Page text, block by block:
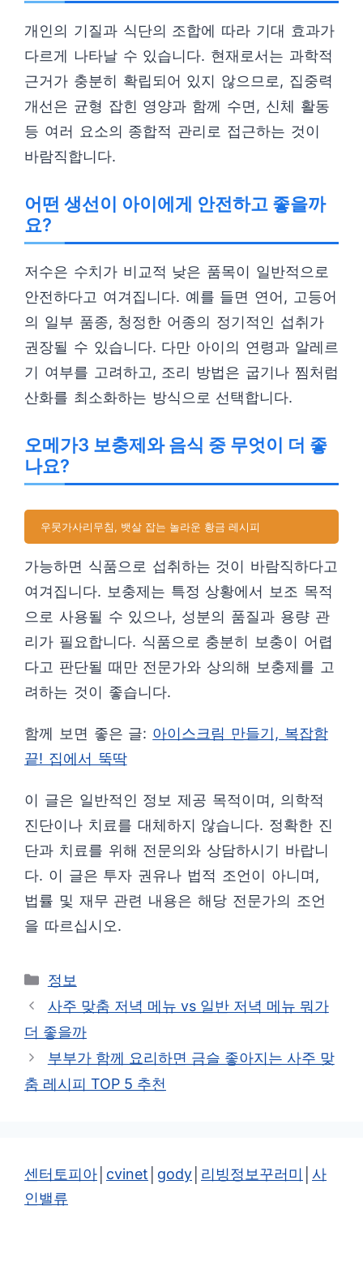
개인의 기질과 식단의 조합에 따라 기대 효과가
다르게 나타날 수 있습니다. 현재로서는 과학적
근거가 충분히 확립되어 있지 않으므로, 집중력
개선은 균형 잡힌 영양과 함께 수면, 신체 활동
등 여러 요소의 종합적 관리로 접근하는 것이
바람직합니다.
어떤 생선이 아이에게 안전하고 좋을까
요?
저수은 수치가 비교적 낮은 품목이 일반적으로
안전하다고 여겨집니다. 예를 들면 연어, 고등어
의 일부 품종, 청정한 어종의 정기적인 섭취가
권장될 수 있습니다. 다만 아이의 연령과 알레르
기 여부를 고려하고, 조리 방법은 굽기나 찜처럼
산화를 최소화하는 방식으로 선택합니다.
오메가3 보충제와 음식 중 무엇이 더 좋
나요?
우뭇가사리무침, 뱃살 잡는 놀라운 황금 레시피
가능하면 식품으로 섭취하는 것이 바람직하다고
여겨집니다. 보충제는 특정 상황에서 보조 목적
으로 사용될 수 있으나, 성분의 품질과 용량 관
리가 필요합니다. 식품으로 충분히 보충이 어렵
다고 판단될 때만 전문가와 상의해 보충제를 고
려하는 것이 좋습니다.
함께 보면 좋은 글: 아이스크림 만들기, 복잡함
끝! 집에서 뚝딱
이 글은 일반적인 정보 제공 목적이며, 의학적
진단이나 치료를 대체하지 않습니다. 정확한 진
단과 치료를 위해 전문의와 상담하시기 바랍니
다. 이 글은 투자 권유나 법적 조언이 아니며,
법률 및 재무 관련 내용은 해당 전문가의 조언
을 따르십시오.
카
테
리
정보
사주 맞춤 저녁 메뉴 vs 일반 저녁 메뉴 뭐가
더 좋을까
부부가 함께 요리하면 금슬 좋아지는 사주 맞
춤 레시피 TOP 5 추천
센터토피아 cvinet gody 리빙정보꾸러미
사
인밸류